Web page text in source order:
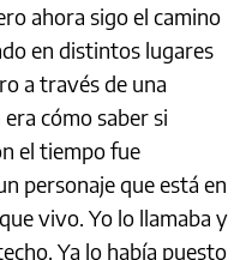
ahora sigo el camino
en distintos lugares
a través de una
cómo saber si
el tiempo fue
personaje que está en
vivo. Yo lo llamaba y
Ya lo había puesto